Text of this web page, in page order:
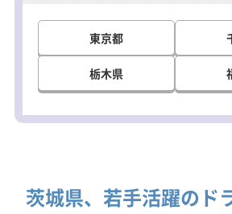
東京都
栃木県
茨城県、若手活躍のド